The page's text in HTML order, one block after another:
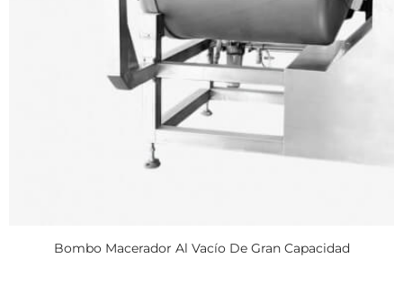
Bombo Macerador Al Vacío De Gran Capacidad